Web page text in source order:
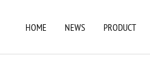
HOME NEWS PRODUCT